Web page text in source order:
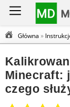
MD
Główna »
Minecraft:
czego